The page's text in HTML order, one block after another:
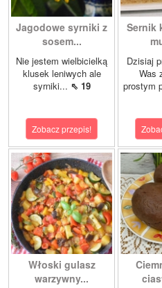
Jagodowe syrniki z
sosem...
Nie jestem wielbicielką
klusek leniwych ale
syrniki... ⇖ 19
Zobacz przepis!
Sernik
Dzisiaj
Was
prostym
Włoski gulasz
warzywny...